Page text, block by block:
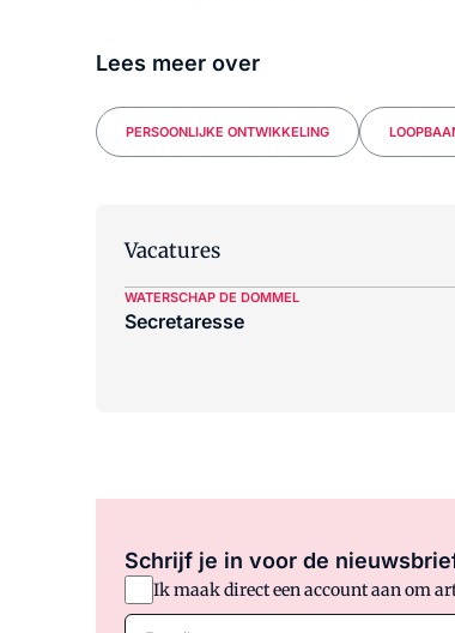
Lees meer over
PERSOONLIJKE ONTWIKKELING
Vacatures
WATERSCHAP DE DOMMEL
Secretaresse
Schrijf je in voor de
Ik maak direct een account aan om